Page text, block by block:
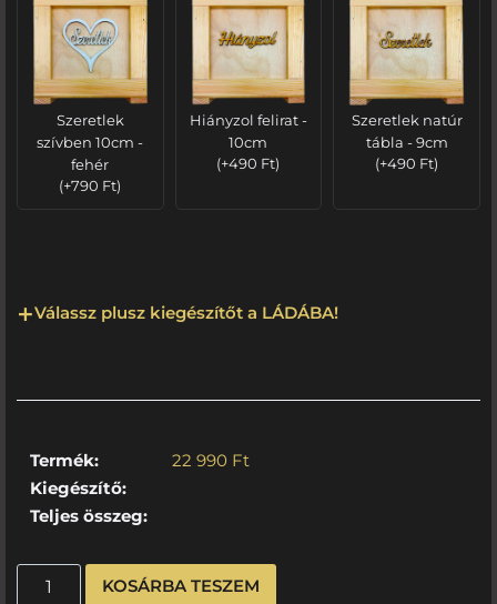
Szeretlek
szívben 10cm -
fehér
(+790 Ft)
Hiányzol felirat -
10cm
(+490 Ft)
Szeretlek natúr
tábla - 9cm
(+490 Ft)
Válassz plusz kiegészítőt a LÁDÁBA!
Termék: 22 990 Ft
Kiegészítő:
Teljes összeg:
KOSÁRBA TESZEM